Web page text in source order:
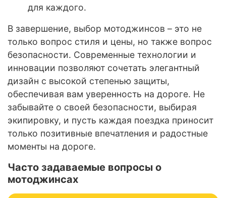
для каждого.
В завершение, выбор мотоджинсов – это не
только вопрос стиля и цены, но также вопрос
безопасности. Современные технологии и
инновации позволяют сочетать элегантный
дизайн с высокой степенью защиты,
обеспечивая вам уверенность на дороге. Не
забывайте о своей безопасности, выбирая
экипировку, и пусть каждая поездка приносит
только позитивные впечатления и радостные
моменты на дороге.
Часто задаваемые вопросы о
мотоджинсах